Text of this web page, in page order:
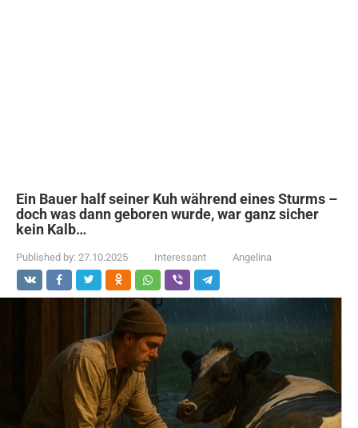
Ein Bauer half seiner Kuh während eines Sturms –
doch was dann geboren wurde, war ganz sicher
kein Kalb…
Published by: 27.10.2025 Interessant Angelina